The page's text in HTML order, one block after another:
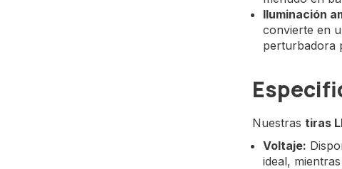
Iluminación
convierte en
perturbadora
Nuestras tiras
Voltaje:
ideal,